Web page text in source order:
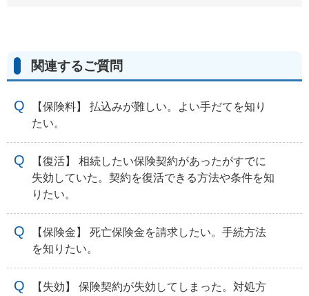
関連するご質問
【保険料】 払込みが難しい。よい手だてを知り
たい。
【復活】 相続したい保険契約があったがすでに
失効していた。契約を復活できる方法や条件を知
りたい。
【保険金】 死亡保険金を請求したい。手続方法
を知りたい。
【失効】 保険契約が失効してしまった。対処方